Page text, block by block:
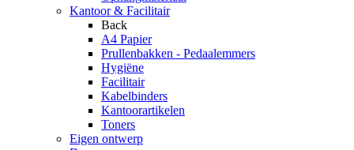
Kantoor & Facilitair
Back
A4 Papier
Prullenbakken - Pedaalemmers
Hygiëne
Facilitair
Kabelbinders
Kantoorartikelen
Toners
Eigen ontwerp